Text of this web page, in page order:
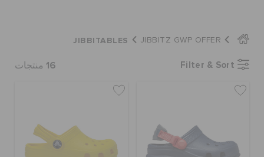
جيبيتز تشارمز
كروكس لمكان العمل
تنزيلات
JIBBITZ GWP OFFER
JIBBITABLES
Filter & Sort
16 منتجات